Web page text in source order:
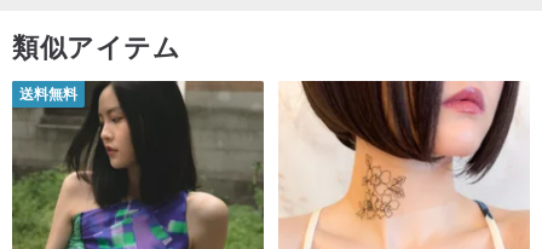
類似アイテム
送料無料